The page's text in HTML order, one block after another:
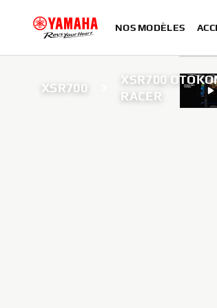
NOS MODÈLES
XSR700
XSR700
RACER